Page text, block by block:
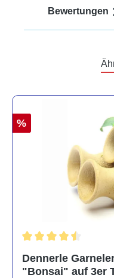
Bewertungen
%
Dennerle
"Bonsai" auf 3er